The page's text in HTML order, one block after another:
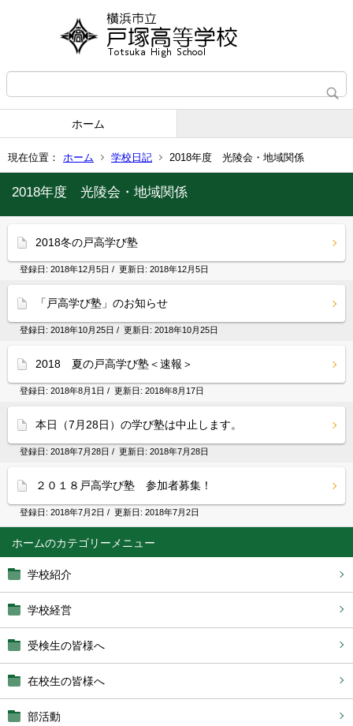
ホーム
現在位置： ホーム 学校日記 2018年度 光陵会・地域関係
ホーム
学校紹介
学校経営
受検生の皆様へ
在校生の皆様へ
部活動
2018年度 光陵会・地域関係
2018冬の戸高学び塾
登録日: 2018年12月5日 / 更新日: 2018年12月5日
「戸高学び塾」のお知らせ
登録日: 2018年10月25日 / 更新日: 2018年10月25日
2018 夏の戸高学び塾＜速報＞
登録日: 2018年8月1日 / 更新日: 2018年8月17日
本日（7月28日）の学び塾は中止します。
登録日: 2018年7月28日 / 更新日: 2018年7月28日
２０１８戸高学び塾 参加者募集！
登録日: 2018年7月2日 / 更新日: 2018年7月2日